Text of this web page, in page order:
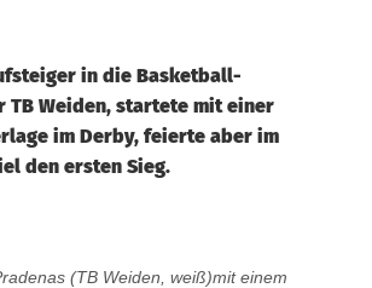
in die Basketball-
TB Weiden, startete mit einer
im Derby, feierte aber im
den ersten Sieg.
(TB Weiden, weiß)mit einem